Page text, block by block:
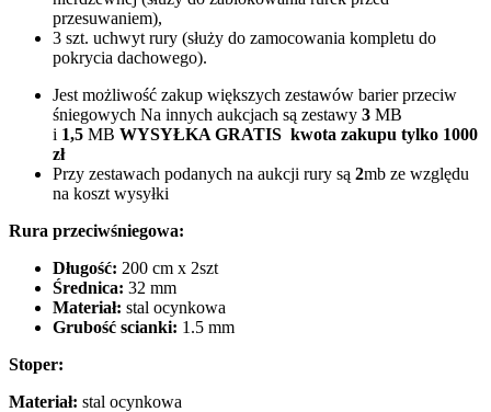
przesuwaniem),
3 szt. uchwyt rury (służy do zamocowania kompletu do
pokrycia dachowego).
Jest możliwość zakup większych zestawów barier przeciw
śniegowych Na innych aukcjach są zestawy 3 MB
i 1,5 MB WYSYŁKA GRATIS kwota zakupu tylko 1000
zł
Przy zestawach podanych na aukcji rury są 2mb ze względu
na koszt wysyłki
Rura przeciwśniegowa:
Długość: 200 cm x 2szt
Średnica: 32 mm
Materiał: stal ocynkowa
Grubość scianki: 1.5 mm
Stoper:
Materiał: stal ocynkowa